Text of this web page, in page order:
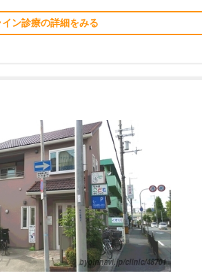
ン診療の詳細をみる